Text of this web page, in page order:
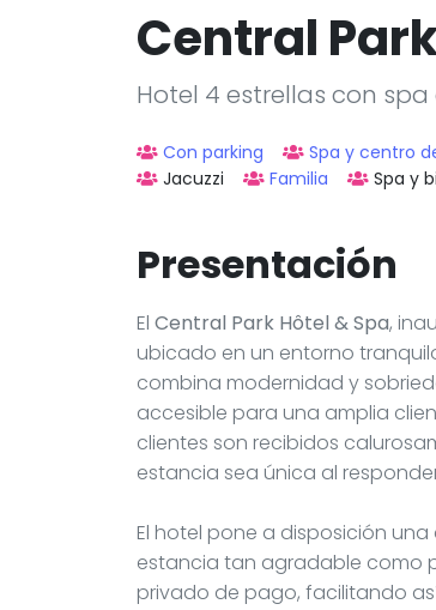
Central
Hotel 4 estrellas con spa
Con parking Spa y centro
Jacuzzi
Familia Spa y
Presentación
El Central Park Hôtel & Spa,
ubicado en un entorno
combina modernidad y
accesible para una amplia
clientes son recibidos
estancia sea única al
El hotel pone a disposición
estancia tan agradable como
privado de pago, facilitando